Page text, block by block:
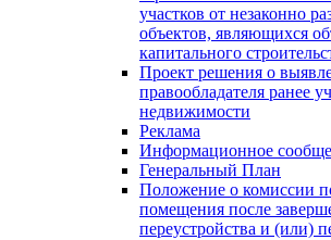
участков от незаконно
объектов, являющихся
капитального
Проект решения о
правообладателя ранее
недвижимости
Реклама
Информационное
Генеральный План
Положение о комиссии
помещения после
переустройства и (или)